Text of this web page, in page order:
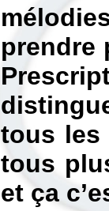
prendre
tous les
tous
et ça